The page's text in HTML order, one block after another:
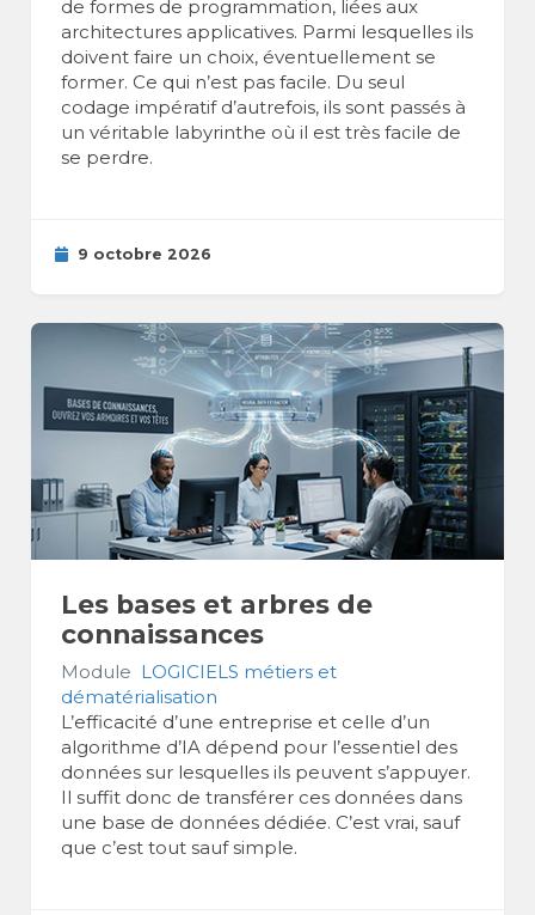
de formes de programmation, liées aux
architectures applicatives. Parmi lesquelles ils
doivent faire un choix, éventuellement se
former. Ce qui n’est pas facile. Du seul
codage impératif d’autrefois, ils sont passés à
un véritable labyrinthe où il est très facile de
se perdre.
9 octobre 2026
Les bases et arbres de
connaissances
Module LOGICIELS métiers et
dématérialisation
L’efficacité d’une entreprise et celle d’un
algorithme d’IA dépend pour l’essentiel des
données sur lesquelles ils peuvent s’appuyer.
Il suffit donc de transférer ces données dans
une base de données dédiée. C’est vrai, sauf
que c’est tout sauf simple.